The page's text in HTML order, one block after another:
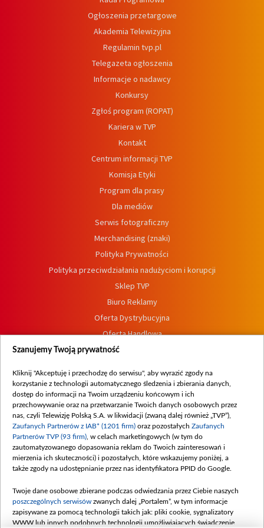
Ogłoszenia przetargowe
Akademia Telewizyjna
Regulamin tvp.pl
Telegazeta ogłoszenia
Informacje o nadawcy
Konkursy
Zgłoś program (ROPAT)
Kariera w TVP
Kontakt
Centrum informacji TVP
Komisja Etyki
Program dla prasy
Dla mediów
Serwis fotograficzny
Merchandising (znaki)
Polityka Prywatności
Polityka przeciwdziałania nadużyciom i korupcji
Sklep TVP
Biuro Reklamy
Oferta Dystrybucyjna
Oferta Handlowa
Dostępność
Procedura zgłoszeń wewnętrznych
Szanujemy Twoją prywatność
Kliknij "Akceptuję i przechodzę do serwisu", aby wyrazić zgody na
korzystanie z technologii automatycznego śledzenia i zbierania danych,
dostęp do informacji na Twoim urządzeniu końcowym i ich
przechowywanie oraz na przetwarzanie Twoich danych osobowych przez
nas, czyli Telewizję Polską S.A. w likwidacji (zwaną dalej również „TVP”),
Zaufanych Partnerów z IAB* (1201 firm) oraz pozostałych Zaufanych
Partnerów TVP (93 firm) , w celach marketingowych (w tym do
zautomatyzowanego dopasowania reklam do Twoich zainteresowań i
mierzenia ich skuteczności) i pozostałych, które wskazujemy poniżej, a
także zgody na udostępnianie przez nas identyfikatora PPID do Google.
Twoje dane osobowe zbierane podczas odwiedzania przez Ciebie naszych
poszczególnych serwisów zwanych dalej „Portalem”, w tym informacje
zapisywane za pomocą technologii takich jak: pliki cookie, sygnalizatory
WWW lub innych podobnych technologii umożliwiających świadczenie